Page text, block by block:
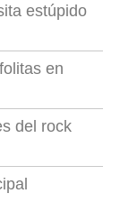
estúpido
en
del rock